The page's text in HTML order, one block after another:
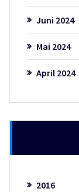
Juni 2024
Mai 2024
April 2024
2016